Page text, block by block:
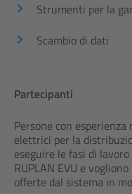
Strumenti per la
Scambio di dati
Partecipanti
Persone con
elettrici per la
eseguire le fasi di
RUPLAN EVU e
offerte dal sistema in